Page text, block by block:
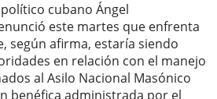
cubano Ángel
este martes que enfrenta
según afirma, estaría siendo
en relación con el manejo
al Asilo Nacional Masónico
benéfica administrada por el